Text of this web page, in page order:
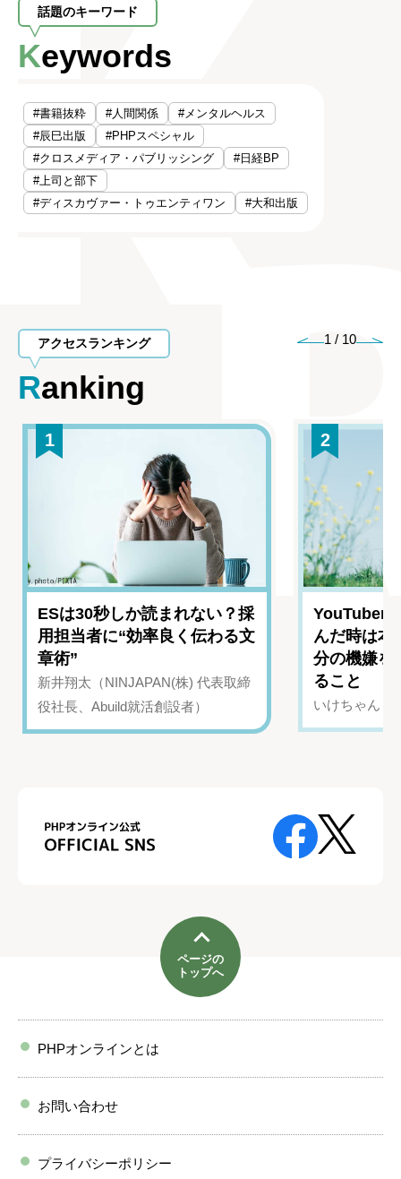
話題のキーワード
Keywords
#書籍抜粋 #人間関係
#メンタルヘルス
#辰巳出版
#PHPスペシャル
#クロスメディア・パブリッシング
#日経BP
#上司と部下
#ディスカヴァー・トゥエンティワン
#大和出版
アクセスランキング
Ranking
1 / 10
1
ESは30秒しか読まれない？採
用担当者に“効率良く伝わる文
章術”
新井翔太（NINJAPAN(株) 代表取締
役社長、Abuild就活創設者）
2
YouTuber
んだ時は
分の機嫌を
ること
いけちゃん（
ページの
トップへ
PHPオンラインとは
お問い合わせ
プライバシーポリシー